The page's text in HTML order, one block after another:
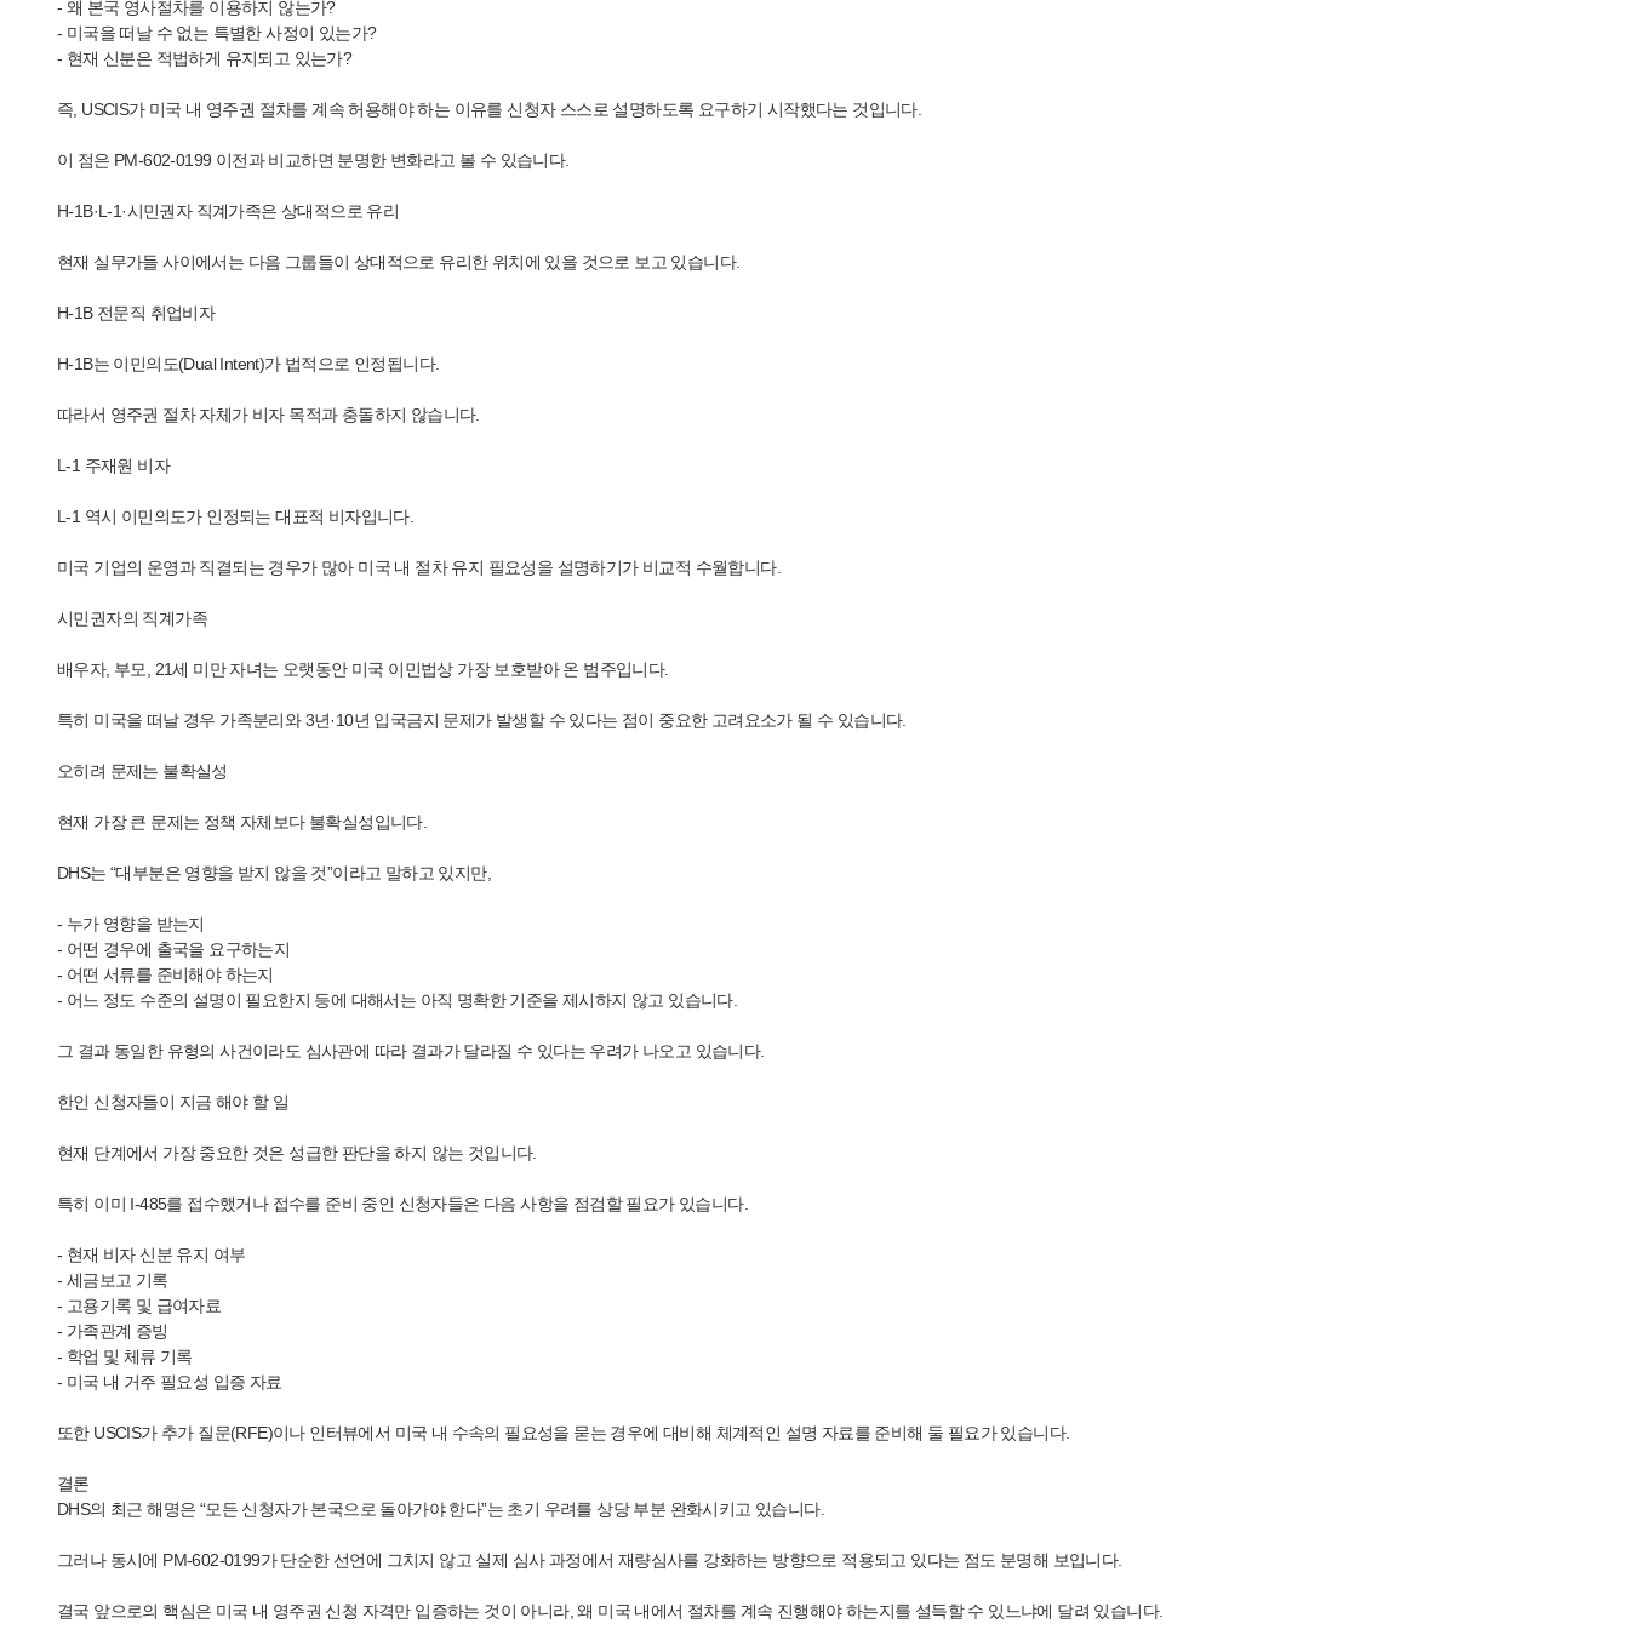
- 왜 본국 영사절차를 이용하지 않는가?
- 미국을 떠날 수 없는 특별한 사정이 있는가?
- 현재 신분은 적법하게 유지되고 있는가?
즉, USCIS가 미국 내 영주권 절차를 계속 허용해야 하는 이유를 신청자 스스로 설명하도록 요구하기 시작했다는 것입니다.
이 점은 PM-602-0199 이전과 비교하면 분명한 변화라고 볼 수 있습니다.
H-1B·L-1·시민권자 직계가족은 상대적으로 유리
현재 실무가들 사이에서는 다음 그룹들이 상대적으로 유리한 위치에 있을 것으로 보고 있습니다.
H-1B 전문직 취업비자
H-1B는 이민의도(Dual Intent)가 법적으로 인정됩니다.
따라서 영주권 절차 자체가 비자 목적과 충돌하지 않습니다.
L-1 주재원 비자
L-1 역시 이민의도가 인정되는 대표적 비자입니다.
미국 기업의 운영과 직결되는 경우가 많아 미국 내 절차 유지 필요성을 설명하기가 비교적 수월합니다.
시민권자의 직계가족
배우자, 부모, 21세 미만 자녀는 오랫동안 미국 이민법상 가장 보호받아 온 범주입니다.
특히 미국을 떠날 경우 가족분리와 3년·10년 입국금지 문제가 발생할 수 있다는 점이 중요한 고려요소가 될 수 있습니다.
오히려 문제는 불확실성
현재 가장 큰 문제는 정책 자체보다 불확실성입니다.
DHS는 “대부분은 영향을 받지 않을 것”이라고 말하고 있지만,
- 누가 영향을 받는지
- 어떤 경우에 출국을 요구하는지
- 어떤 서류를 준비해야 하는지
- 어느 정도 수준의 설명이 필요한지 등에 대해서는 아직 명확한 기준을 제시하지 않고 있습니다.
그 결과 동일한 유형의 사건이라도 심사관에 따라 결과가 달라질 수 있다는 우려가 나오고 있습니다.
한인 신청자들이 지금 해야 할 일
현재 단계에서 가장 중요한 것은 성급한 판단을 하지 않는 것입니다.
특히 이미 I-485를 접수했거나 접수를 준비 중인 신청자들은 다음 사항을 점검할 필요가 있습니다.
- 현재 비자 신분 유지 여부
- 세금보고 기록
- 고용기록 및 급여자료
- 가족관계 증빙
- 학업 및 체류 기록
- 미국 내 거주 필요성 입증 자료
또한 USCIS가 추가 질문(RFE)이나 인터뷰에서 미국 내 수속의 필요성을 묻는 경우에 대비해 체계적인 설명 자료를 준비해 둘 필요가 있습니다.
결론
DHS의 최근 해명은 “모든 신청자가 본국으로 돌아가야 한다”는 초기 우려를 상당 부분 완화시키고 있습니다.
그러나 동시에 PM-602-0199가 단순한 선언에 그치지 않고 실제 심사 과정에서 재량심사를 강화하는 방향으로 적용되고 있다는 점도 분명해 보입니다.
결국 앞으로의 핵심은 미국 내 영주권 신청 자격만 입증하는 것이 아니라, 왜 미국 내에서 절차를 계속 진행해야 하는지를 설득할 수 있느냐에 달려 있습니다.